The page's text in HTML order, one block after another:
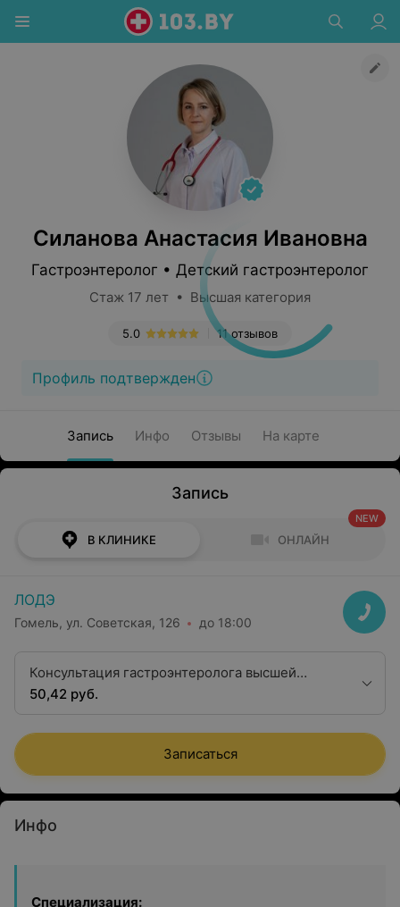
Силанова Анастасия Ивановна
Гастроэнтеролог • Детский гастроэнтеролог
Стаж 17 лет • Высшая категория
11 отзывов
5.0
Профиль подтвержден
Запись Инфо Отзывы На карте
Запись
В КЛИНИКЕ ОНЛАЙН
NEW
ЛОДЭ
Гомель, ул. Советская, 126 до 18:00
Консультация гастроэнтеролога высшей
квалификационной категории
50,42 руб.
Записаться
Инфо
Специализация: